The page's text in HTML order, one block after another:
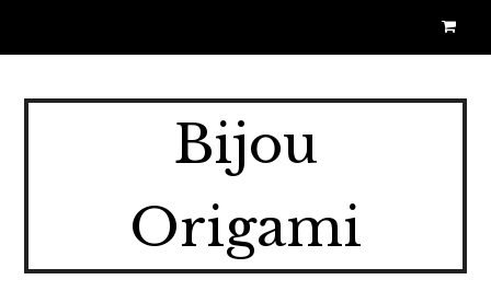
Bijou
Origami